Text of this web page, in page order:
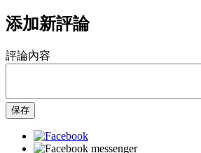
添加新評論
評論內容
保存